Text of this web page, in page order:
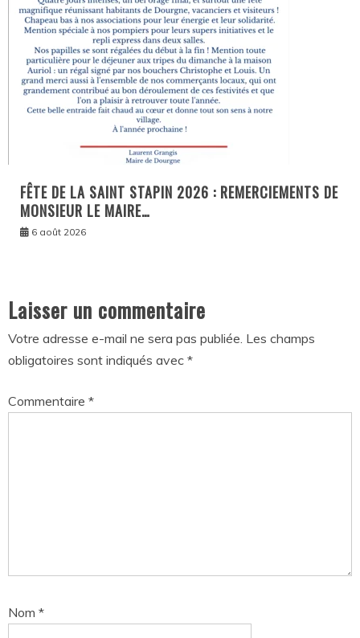
FÊTE DE LA SAINT STAPIN 2026 : REMERCIEMENTS DE
MONSIEUR LE MAIRE…
6 août 2026
Laisser un commentaire
Votre adresse e-mail ne sera pas publiée. Les champs
obligatoires sont indiqués avec *
Commentaire *
Nom *